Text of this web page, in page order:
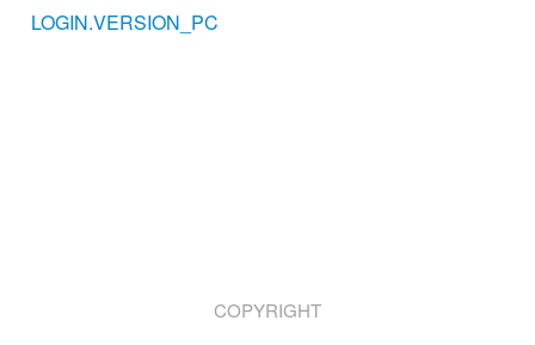
LOGIN.VERSION_PC
COPYRIGHT